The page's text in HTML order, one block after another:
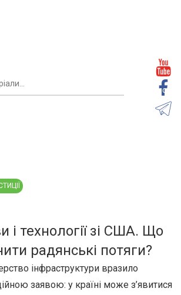
і технології зі США. Що
радянські потяги?
інфраструктури вразило
заявою: у країні може з’явитися